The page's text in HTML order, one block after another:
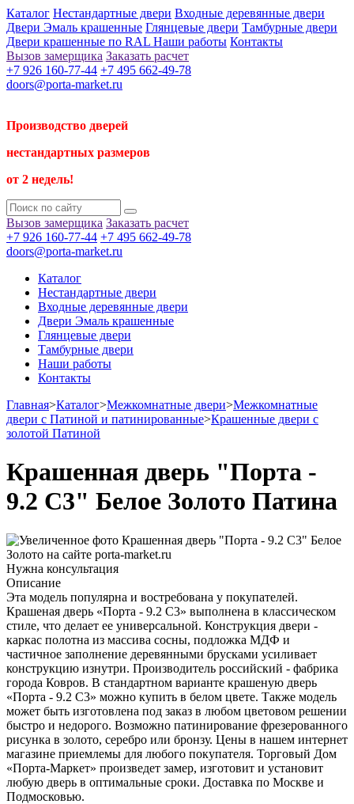
Каталог Нестандартные двери Входные деревянные двери
Двери Эмаль крашенные Глянцевые двери Тамбурные двери
Двери крашенные по RAL Наши работы Контакты
Вызов замерщика Заказать расчет
+7 926 160-77-44 +7 495 662-49-78
doors@porta-market.ru
Производство дверей
нестандартных размеров
от 2 недель!
Вызов замерщика Заказать расчет
+7 926 160-77-44 +7 495 662-49-78
doors@porta-market.ru
Каталог
Нестандартные двери
Входные деревянные двери
Двери Эмаль крашенные
Глянцевые двери
Тамбурные двери
Наши работы
Контакты
Главная>Каталог>Межкомнатные двери>Межкомнатные
двери с Патиной и патинированные>Крашенные двери с
золотой Патиной
Крашенная дверь "Порта -
9.2 С3" Белое Золото Патина
Нужна консультация
Описание
Эта модель популярна и востребована у покупателей.
Крашеная дверь «Порта - 9.2 С3» выполнена в классическом
стиле, что делает ее универсальной. Конструкция двери -
каркас полотна из массива сосны, подложка МДФ и
частичное заполнение деревянными брусками усиливает
конструкцию изнутри. Производитель российский - фабрика
города Ковров. В стандартном варианте крашеную дверь
«Порта - 9.2 С3» можно купить в белом цвете. Также модель
может быть изготовлена под заказ в любом цветовом решении
быстро и недорого. Возможно патинирование фрезерованного
рисунка в золото, серебро или бронзу. Цены в нашем интернет
магазине приемлемы для любого покупателя. Торговый Дом
«Порта-Маркет» произведет замер, изготовит и установит
любую дверь в оптимальные сроки. Доставка по Москве и
Подмосковью.